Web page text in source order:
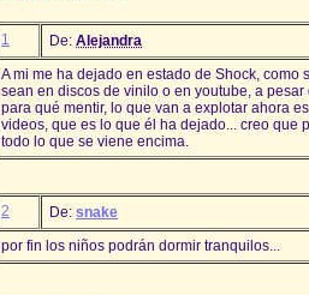
1 De: Alejandra
A mi me ha dejado en estado de Shock,
sean en discos de vinilo o en youtube, a
para qué mentir, lo que van a explotar ahora
videos, que es lo que él ha dejado... creo que
todo lo que se viene encima.
2 De: snake
por fin los niños podrán dormir tranquilos...